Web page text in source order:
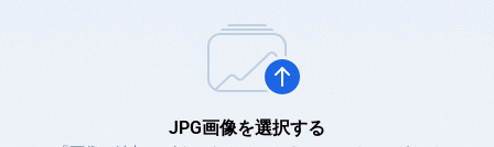
JPG画像を選択する